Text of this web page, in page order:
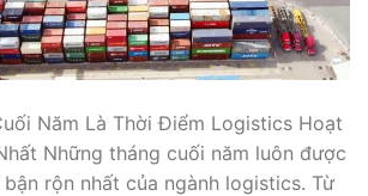
Năm Là Thời Điểm Logistics Hoạt
Những tháng cuối năm luôn được
rộn nhất của ngành logistics. Từ